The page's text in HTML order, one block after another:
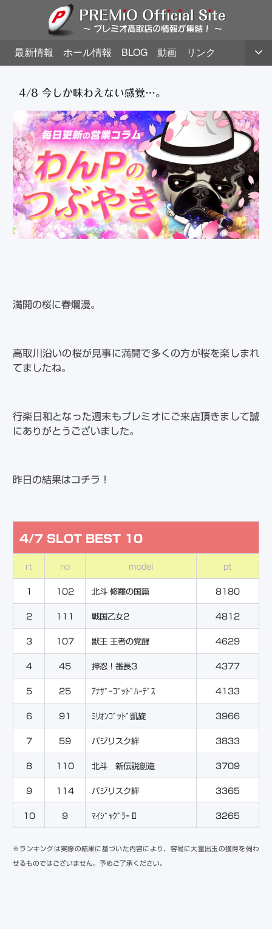
最新情報 ホール情報 BLOG 動画 リンク
4/8 今しか味わえない感覚…。
満開の桜に春爛漫。
高取川沿いの桜が見事に満開で多くの方が桜を楽しまれ
てましたね。
行楽日和となった週末もプレミオにご来店頂きまして誠
にありがとうございました。
昨日の結果はコチラ！
4/7 SLOT BEST 10
rt no model pt
1 102 北斗 修羅の国篇 8180
2 111 戦国乙女2 4812
3 107 獣王 王者の覚醒 4629
4 45 押忍！番長3 4377
5 25 ｱﾅｻﾞｰｺﾞｯﾄﾞﾊｰﾃﾞｽ 4133
6 91 ﾐﾘｵﾝｺﾞｯﾄﾞ凱旋 3966
7 59 バジリスク絆 3833
8 110 北斗 新伝説創造 3709
9 114 バジリスク絆 3365
10 9 ﾏｲｼﾞｬｸﾞﾗｰⅡ 3265
※ランキングは実際の結果に基づいた内容により、容易に大量出玉の獲得を伺わ
せるものではございません。予めご了承ください。